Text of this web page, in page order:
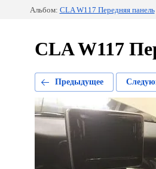
Альбом: CLA W117 Передняя панель
CLA W117
Предыдущее